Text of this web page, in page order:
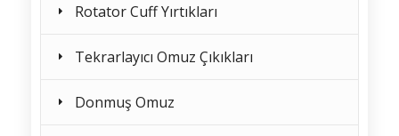
Rotator Cuff Yırtıkları
Tekrarlayıcı Omuz Çıkıkları
Donmuş Omuz